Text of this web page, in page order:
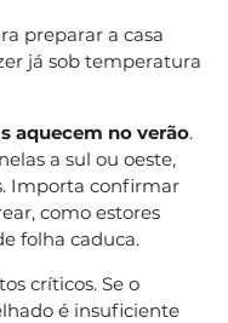
preparar a casa
já sob temperatura
aquecem no verão.
a sul ou oeste,
Importa confirmar
como estores
folha caduca.
críticos. Se o
é insuficiente